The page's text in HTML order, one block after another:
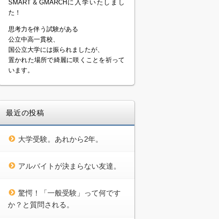
SMART＆GMARCHに入学いたしまし
た！
思考力を伴う試験がある
公立中高一貫校、
国公立大学には振られましたが、
置かれた場所で綺麗に咲くことを祈って
います。
最近の投稿
大学受験。あれから2年。
アルバイトが決まらない友達。
驚愕！「一般受験」って何です
か？と質問される。